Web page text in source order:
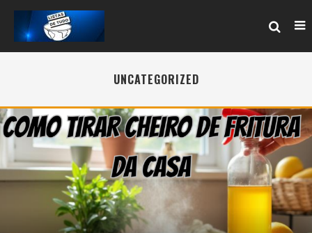
UNCATEGORIZED